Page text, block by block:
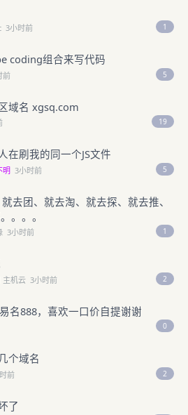
3小时前 1
coding组合来写代码
前 5
域名 xgsq.com
19
在刷我的同一个JS文件
明 3小时前 5
去团、就去淘、就去探、就去推、
。。。
3小时前 1
主机云 3小时前 2
名888，喜欢一口价自提谢谢
0
个域名
前 2
了